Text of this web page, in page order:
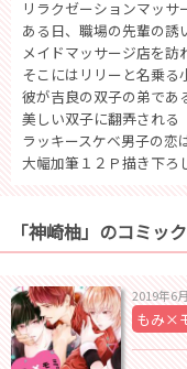
リラクゼーションマッサ
ある日、職場の先輩の誘
メイドマッサージ店を訪
そこにはリリーと名乗る
彼が吉良の双子の弟であ
美しい双子に翻弄される
ラッキースケベ男子の恋
大幅加筆１２Ｐ描き下
「神崎柚」のコミッ
2019年6
もみ×